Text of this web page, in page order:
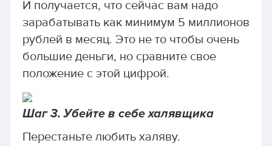
И получается, что сейчас вам надо
зарабатывать как минимум 5 миллионов
рублей в месяц. Это не то чтобы очень
большие деньги, но сравните свое
положение с этой цифрой.
Шаг 3. Убейте в себе халявщика
Перестаньте любить халяву.